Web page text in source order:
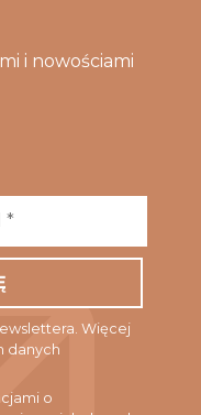
i nowościami
*
Więcej
danych
o